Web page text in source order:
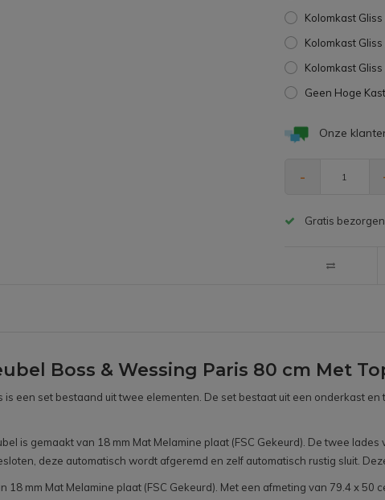
Kolomkast
Kolomkast
Kolomkast
Geen Hoge
Onze
-
Gratis
Boss & Wessing Paris 80 cm Met
is een set bestaand uit twee elementen. De set bestaat uit een onderkast
is gemaakt van 18 mm Mat Melamine plaat (FSC Gekeurd). De twee
deze automatisch wordt afgeremd en zelf automatisch rustig sluit.
18 mm Mat Melamine plaat (FSC Gekeurd). Met een afmeting van 79.4 x